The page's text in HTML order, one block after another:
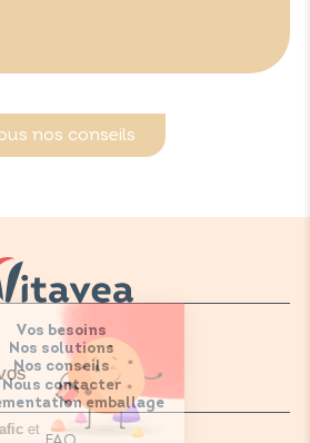
nos conseils
Vos besoins
Nos solutions
Nos conseils
Nous contacter
emballage